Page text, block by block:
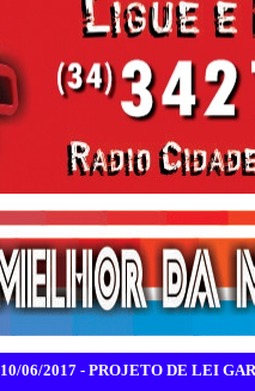
10/06/2017 - PROJETO DE LEI